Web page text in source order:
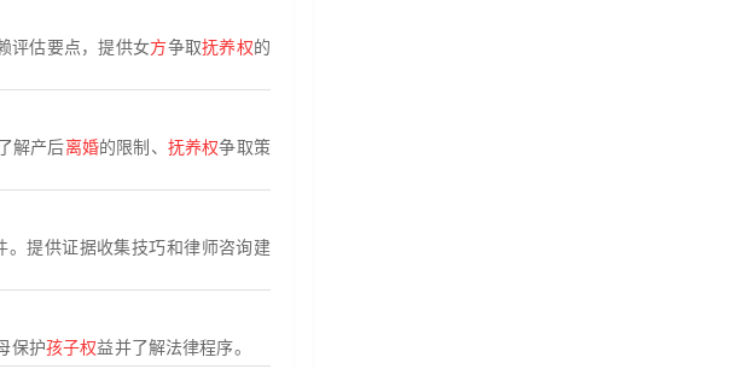
评估要点，提供女方争取抚养权的
解产后离婚的限制、 抚养权争取策
。提供证据收集技巧和律师咨询建
保护孩子权益并了解法律程序。